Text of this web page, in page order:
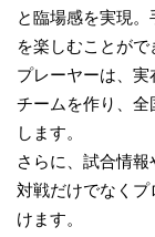
と臨場感を実現
を楽しむことがで
プレーヤーは、
チームを作り、
します。
さらに、試合情報
対戦だけでなく
けます。